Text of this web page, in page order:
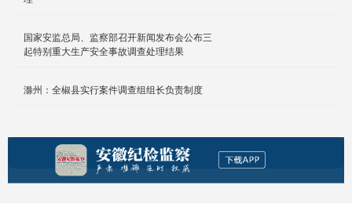
国家安监总局、监察部召开新闻发布会公布三
起特别重大生产安全事故调查处理结果
滁州：全椒县实行案件调查组组长负责制度